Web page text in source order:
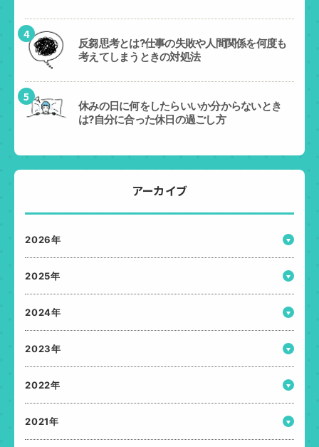
4
反芻思考とは?仕事の失敗や人間関係を何度も
考えてしまうときの対処法
5
休みの日に何をしたらいいか分からないとき
は?自分に合った休日の過ごし方
アーカイブ
2026年
2025年
2024年
2023年
2022年
2021年